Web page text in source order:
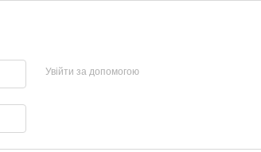
Увійти за допомогою